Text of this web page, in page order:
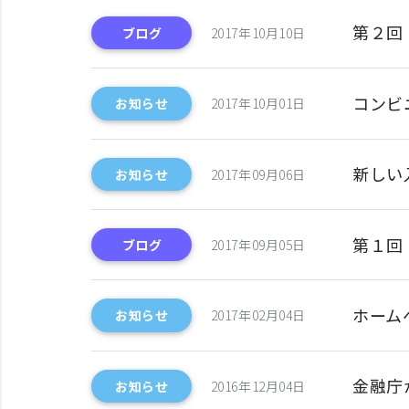
ブログ 2017年10月10日 第２回
お知らせ 2017年10月01日 コン
お知らせ 2017年09月06日 新し
ブログ 2017年09月05日 第１回
お知らせ 2017年02月04日 ホーム
お知らせ 2016年12月04日 金融庁